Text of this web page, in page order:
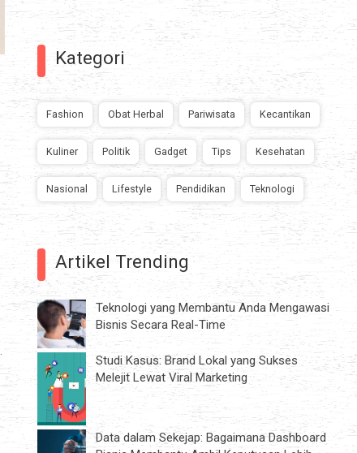
Kategori
Fashion Obat Herbal Pariwisata Kecantikan
Kuliner Politik Gadget Tips Kesehatan
Nasional Lifestyle Pendidikan Teknologi
Artikel Trending
Teknologi yang Membantu Anda Mengawasi
Bisnis Secara Real-Time
Studi Kasus: Brand Lokal yang Sukses
Melejit Lewat Viral Marketing
Data dalam Sekejap: Bagaimana Dashboard